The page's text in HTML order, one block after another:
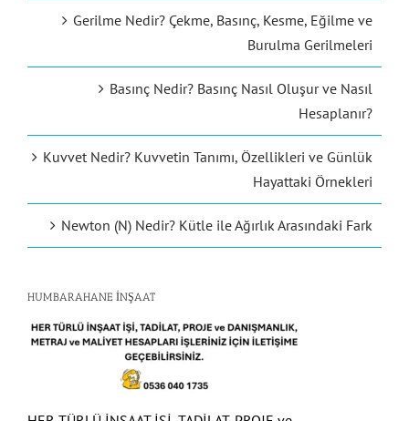
Gerilme Nedir? Çekme, Basınç, Kesme, Eğilme ve
Burulma Gerilmeleri
Basınç Nedir? Basınç Nasıl Oluşur ve Nasıl
Hesaplanır?
Kuvvet Nedir? Kuvvetin Tanımı, Özellikleri ve Günlük
Hayattaki Örnekleri
Newton (N) Nedir? Kütle ile Ağırlık Arasındaki Fark
HUMBARAHANE İNŞAAT